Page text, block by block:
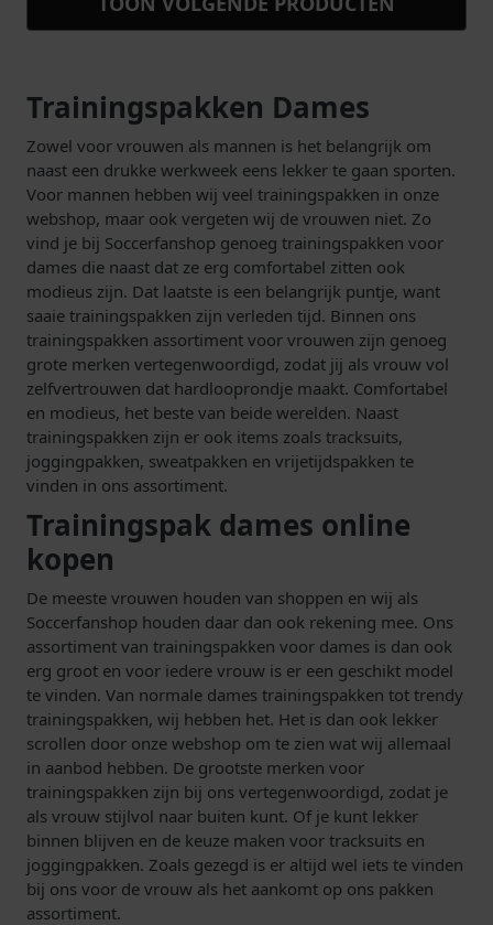
Trainingspakken Dames
Zowel voor vrouwen als mannen is het belangrijk om
naast een drukke werkweek eens lekker te gaan sporten.
Voor mannen hebben wij veel trainingspakken in onze
webshop, maar ook vergeten wij de vrouwen niet. Zo
vind je bij Soccerfanshop genoeg trainingspakken voor
dames die naast dat ze erg comfortabel zitten ook
modieus zijn. Dat laatste is een belangrijk puntje, want
saaie trainingspakken zijn verleden tijd. Binnen ons
trainingspakken assortiment voor vrouwen zijn genoeg
grote merken vertegenwoordigd, zodat jij als vrouw vol
zelfvertrouwen dat hardlooprondje maakt. Comfortabel
en modieus, het beste van beide werelden. Naast
trainingspakken zijn er ook items zoals tracksuits,
joggingpakken, sweatpakken en vrijetijdspakken te
vinden in ons assortiment.
Trainingspak dames online
kopen
De meeste vrouwen houden van shoppen en wij als
Soccerfanshop houden daar dan ook rekening mee. Ons
assortiment van trainingspakken voor dames is dan ook
erg groot en voor iedere vrouw is er een geschikt model
te vinden. Van normale dames trainingspakken tot trendy
trainingspakken, wij hebben het. Het is dan ook lekker
scrollen door onze webshop om te zien wat wij allemaal
in aanbod hebben. De grootste merken voor
trainingspakken zijn bij ons vertegenwoordigd, zodat je
als vrouw stijlvol naar buiten kunt. Of je kunt lekker
binnen blijven en de keuze maken voor tracksuits en
joggingpakken. Zoals gezegd is er altijd wel iets te vinden
bij ons voor de vrouw als het aankomt op ons pakken
assortiment.